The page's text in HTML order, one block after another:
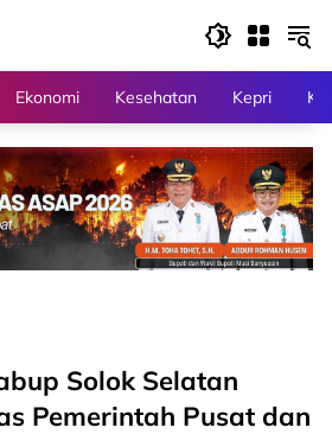
Ekonomi Kesehatan Kepri
Solok Selatan
Pemerintah Pusat dan